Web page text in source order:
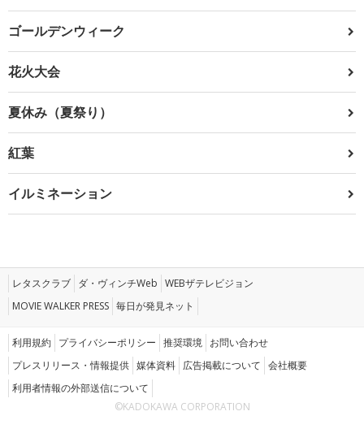
ゴールデンウィーク
花火大会
夏休み（夏祭り）
紅葉
イルミネーション
レタスクラブ ダ・ヴィンチWeb WEBザテレビジョン
MOVIE WALKER PRESS 毎日が発見ネット
利用規約 プライバシーポリシー 推奨環境 お問い合わせ
プレスリリース・情報提供 媒体資料 広告掲載について 会社概要
利用者情報の外部送信について
©KADOKAWA CORPORATION